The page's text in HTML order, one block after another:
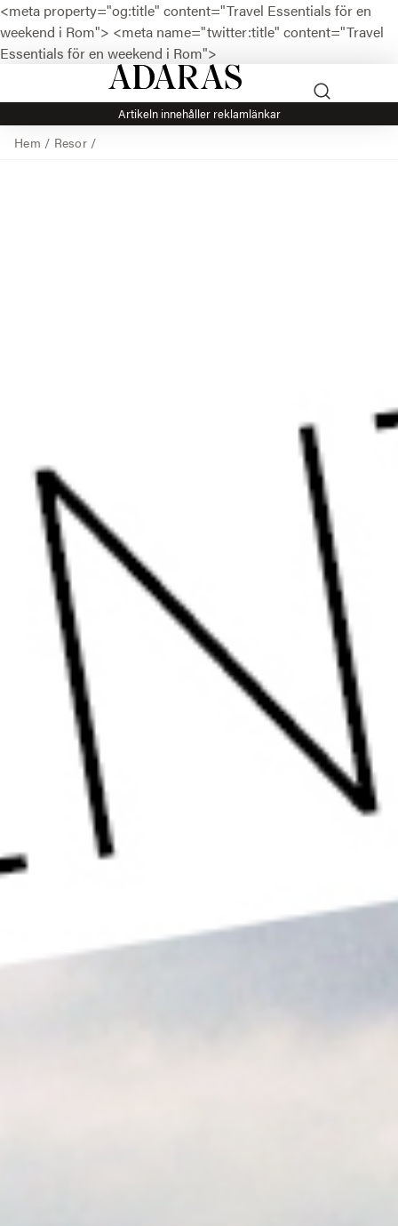
<meta property="og:title" content="Travel Essentials för en
weekend i Rom"> <meta name="twitter:title" content="Travel
Essentials för en weekend i Rom">
Artikeln innehåller reklamlänkar
Hem / Resor/